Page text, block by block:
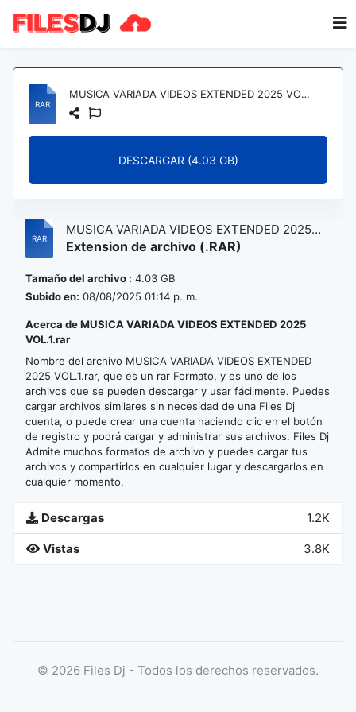
MUSICA VARIADA VIDEOS EXTENDED 2025 VOL.1.rar
DESCARGAR (4.03 GB)
MUSICA VARIADA VIDEOS EXTENDED 2025
VOL.1.rar
Extension de archivo (.RAR)
Tamaño del archivo : 4.03 GB
Subido en: 08/08/2025 01:14 p. m.
Acerca de MUSICA VARIADA VIDEOS EXTENDED 2025
VOL.1.rar
Nombre del archivo MUSICA VARIADA VIDEOS EXTENDED
2025 VOL.1.rar, que es un rar Formato, y es uno de los
archivos que se pueden descargar y usar fácilmente. Puedes
cargar archivos similares sin necesidad de una Files Dj
cuenta, o puede crear una cuenta haciendo clic en el botón
de registro y podrá cargar y administrar sus archivos. Files Dj
Admite muchos formatos de archivo y puedes cargar tus
archivos y compartirlos en cualquier lugar y descargarlos en
cualquier momento.
Descargas 1.2K
Vistas 3.8K
© 2026 Files Dj - Todos los derechos reservados.